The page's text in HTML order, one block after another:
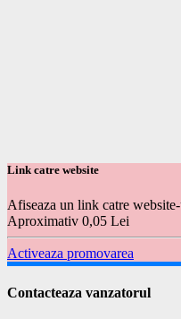
Link catre website
Afiseaza un link catre
Aproximativ 0,05 Lei
Activeaza promovarea
Contacteaza vanzatorul